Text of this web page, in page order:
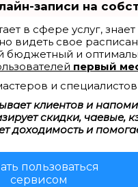
записи на
в сфере услуг,
видеть свое
бюджетный и
первый
и
клиентов и
скидки, чаевые,
доходимость и
пользоваться
сервисом